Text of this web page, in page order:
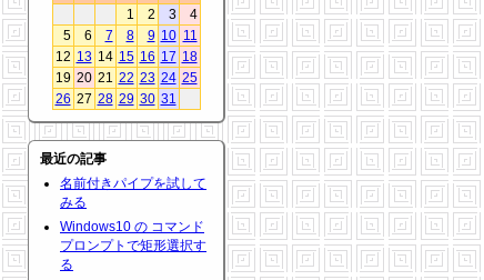
1
2 3
4
5
6 7 8 9 10 11
12 13 14 15 16 17 18
19 20 21 22 23 24 25
26 27 28 29 30 31
最近の記事
名前付きパイプを試して
みる
Windows10 の コマンド
プロンプトで矩形選択す
る